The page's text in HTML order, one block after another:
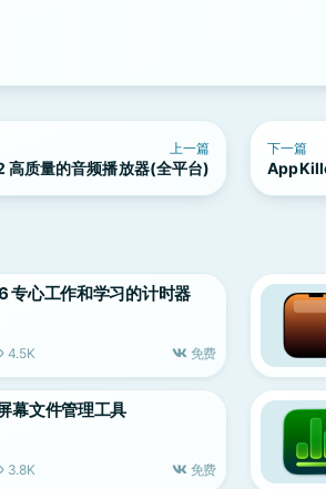
上一篇
质量的音频播放器(全平台)
下一篇
专心工作和学习的计时器
4.5K 免费
幕文件管理工具
3.8K 免费